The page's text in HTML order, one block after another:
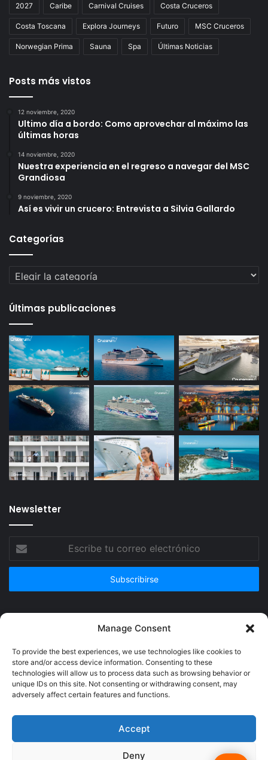
Manage Consent
To provide the best experiences, we use technologies like cookies to
store and/or access device information. Consenting to these
technologies will allow us to process data such as browsing behavior or
unique IDs on this site. Not consenting or withdrawing consent, may
adversely affect certain features and functions.
Accept
Deny
2027 Caribe Carnival Cruises Costa Cruceros
Costa Toscana Explora Journeys Futuro MSC Cruceros
Norwegian Prima Sauna Spa Últimas Noticias
Posts más vistos
12 noviembre, 2020
Ultimo día a bordo: Como aprovechar al máximo las
últimas horas
14 noviembre, 2020
Nuestra experiencia en el regreso a navegar del MSC
Grandiosa
9 noviembre, 2020
Así es vivir un crucero: Entrevista a Silvia Gallardo
Categorías
Categorías
Últimas publicaciones
Newsletter
correo
© Copyright 2026, Todos los derechos reservados @Crucerum |